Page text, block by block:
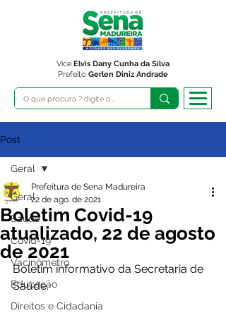
Prefeito Gerlen Diniz Andrade
Vice Elvis Dany Cunha da Silva
Post
Geral
Saúde
Covid-19
Vacinômetro
Educação
Direitos e Cidadania
Geral
Boletim Covid-19
atualizado, 22 de agosto
de 2021
Prefeitura de Sena Madureira
22 de ago. de 2021
Boletim informativo da Secretaria de
Saúde.